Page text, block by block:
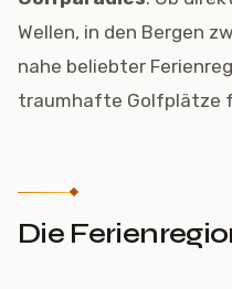
Wellen, in den Bergen
nahe beliebter
traumhafte Golfplätze
Die